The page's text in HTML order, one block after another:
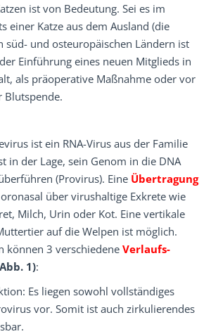
ist von Bedeutung. Sei es im
einer Katze aus dem Ausland (die
süd- und osteuropäischen Ländern ist
Einführung eines neuen Mitglieds in
als präoperative Maß­nahme oder vor
Blutspende.
ist ein RNA-Virus aus der Familie
in der Lage, sein Genom in die DNA
(Provirus). Eine Übertragung
über virushaltige Exkrete wie
Milch, Urin oder Kot. Eine ­vertikale
auf die Welpen ist möglich.
können 3 verschiedene Verlaufs­
1):
Es liegen sowohl vollständiges
vor. Somit ist auch zirkulierendes